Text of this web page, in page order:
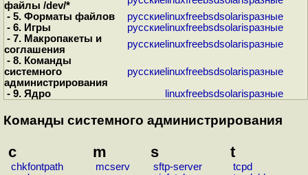
файлы /dev/*
- 5. Форматы файлов
русские linuxfreebsdsolarisразные
- 6. Игры
русские linuxfreebsdsolarisразные
- 7. Макропакеты и
соглашения
русские linuxfreebsdsolarisразные
- 8. Команды
системного
администрирования
русские linuxfreebsdsolarisразные
- 9. Ядро
linuxfreebsdsolarisразные
Команды системного администрирования
c
chkfontpath
m
mcserv
s
sftp-server
t
tcpd